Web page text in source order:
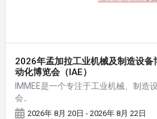
2026年孟加拉工业机械及制造设备
动化博览会（IAE）
IMMEE是一个专注于工业机械、制造
会。
2026年 8月 20日 - 2026年 8月 22日